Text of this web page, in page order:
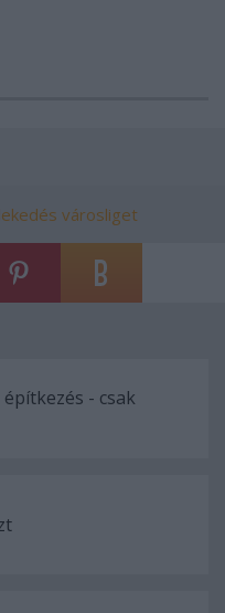
városliget
- csak